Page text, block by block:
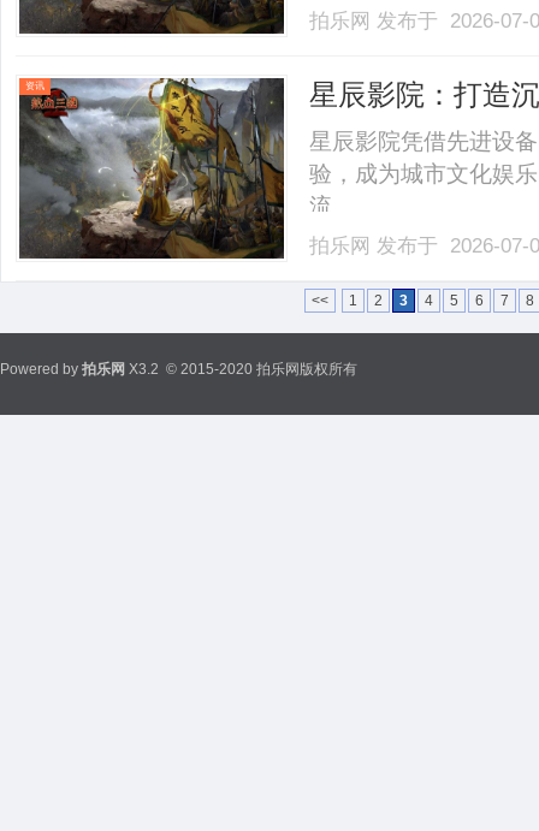
汽车、电子、电气及
向成熟，国产peek材
拍乐网 发布于 2026-
资讯 星辰影院：打造
星辰影院凭借先进设
验，成为城市文化娱
流。......
拍乐网 发布于 2026-
<< 1 2 3 4 5 6 7 8
Powered by 拍乐网 X3.2 © 2015-2020 拍乐网版权所有